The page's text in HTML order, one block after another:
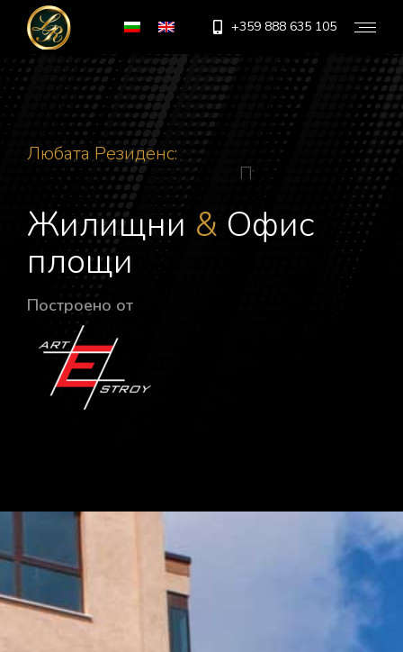
+359 888 635 105
Любата Резиденс:
Пъ о обза
Жилищни & Офис
площи
Построено от